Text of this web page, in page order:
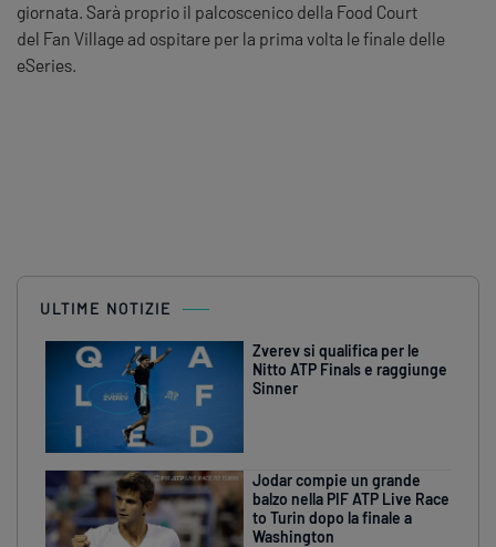
giornata. Sarà proprio il palcoscenico della Food Court
del Fan Villagead ospitare per la prima volta le finale delle
eSeries.
ULTIME NOTIZIE
Zverev si qualifica per le
Nitto ATP Finals e raggiunge
Sinner
Jodar compie un grande
balzo nella PIF ATP Live Race
to Turin dopo la finale a
Washington